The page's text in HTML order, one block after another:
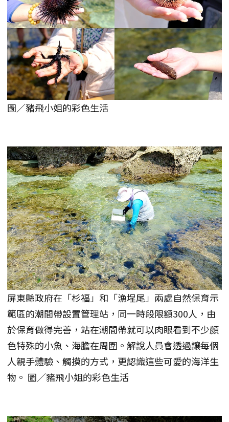
圖／豬飛小姐的彩色生活
屏東縣政府在「杉福」和「漁埕尾」兩處自然保育示
範區的潮間帶設置管理站，同一時段限額300人，由
於保育做得完善，站在潮間帶就可以肉眼看到不少顏
色特殊的小魚、海膽在周圍。解說人員會透過讓每個
人親手體驗、觸摸的方式，更認識這些可愛的海洋生
物。 圖／豬飛小姐的彩色生活